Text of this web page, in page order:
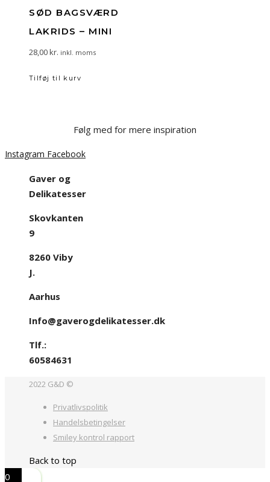
SØD BAGSVÆRD
LAKRIDS – MINI
28,00kr. inkl. moms
Tilføj til kurv
Følg med for mere inspiration
Instagram Facebook
Gaver og
Delikatesser
Skovkanten
9
8260 Viby
J.
Aarhus
Info@gaverogdelikatesser.dk
Tlf.:
60584631
2022 G&D ©
Privatlivspolitik
Handelsbetingelser
Smiley kontrol rapport
Back to top
0